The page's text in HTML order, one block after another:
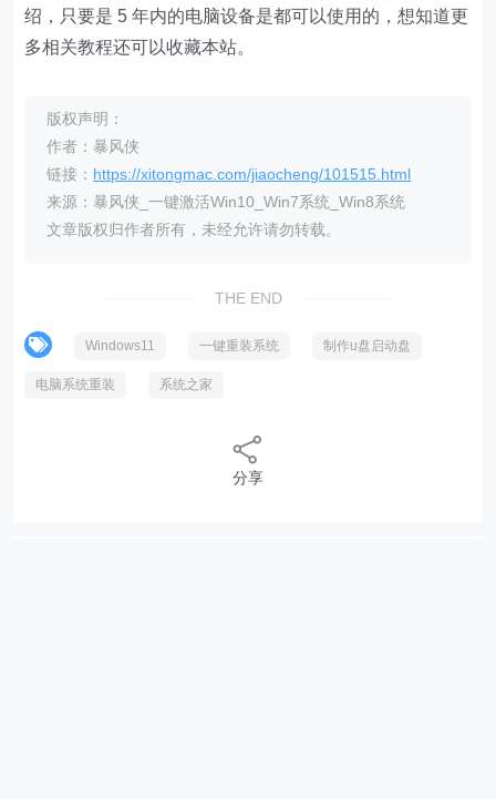
绍，只要是 5 年内的电脑设备是都可以使用的，想知道更
多相关教程还可以收藏本站。
版权声明：
作者：暴风侠
链接： https://xitongmac.com/jiaocheng/101515.html
来源：暴风侠_一键激活Win10_Win7系统_Win8系统
文章版权归作者所有，未经允许请勿转载。
THE END
Windows11 一键重装系统 制作u盘启动盘
电脑系统重装 系统之家
分享